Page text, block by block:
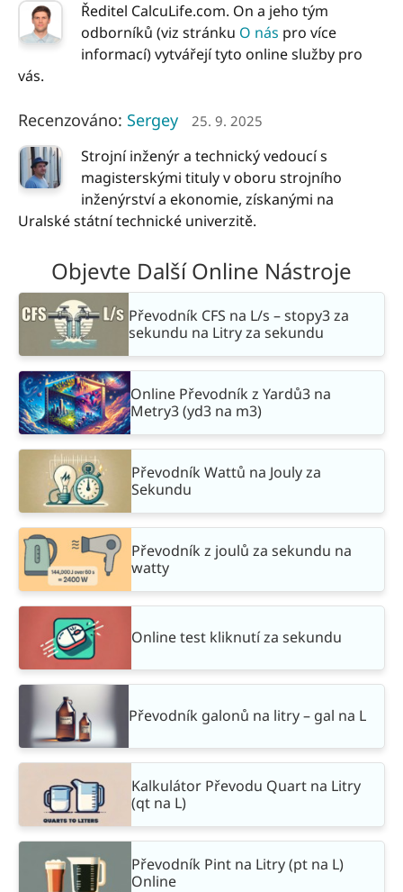
Ředitel CalcuLife.com. On a jeho tým
odborníků (viz stránku O nás pro více
informací) vytvářejí tyto online služby pro
vás.
Recenzováno: Sergey 25. 9. 2025
Strojní inženýr a technický vedoucí s
magisterskými tituly v oboru strojního
inženýrství a ekonomie, získanými na
Uralské státní technické univerzitě.
Objevte Další Online Nástroje
Převodník CFS na L/s – stopy3 za
sekundu na Litry za sekundu
Online Převodník z Yardů3 na
Metry3 (yd3 na m3)
Převodník Wattů na Jouly za
Sekundu
Převodník z joulů za sekundu na
watty
Online test kliknutí za sekundu
Převodník galonů na litry – gal na L
Kalkulátor Převodu Quart na Litry
(qt na L)
Převodník Pint na Litry (pt na L)
Online